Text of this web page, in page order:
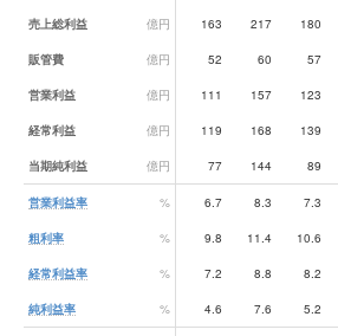
売上総利益 億円 163 217 180
販管費 億円 52 60 57
営業利益 億円 111 157 123
経常利益 億円 119 168 139
当期純利益 億円 77 144 89
営業利益率 % 6.7 8.3 7.3
粗利率 % 9.8 11.4 10.6
経常利益率 % 7.2 8.8 8.2
純利益率 % 4.6 7.6 5.2